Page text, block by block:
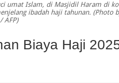
umat Islam, di Masjidil Haram di
ibadah haji tahunan. (Photo
AFP)
Biaya Haji